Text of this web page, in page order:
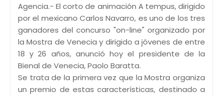
Agencia.- El corto de animación A tempus, dirigido
por el mexicano Carlos Navarro, es uno de los tres
ganadores del concurso "on-line" organizado por
la Mostra de Venecia y dirigido a jóvenes de entre
18 y 26 años, anunció hoy el presidente de la
Bienal de Venecia, Paolo Baratta.
Se trata de la primera vez que la Mostra organiza
un premio de estas características, destinado a